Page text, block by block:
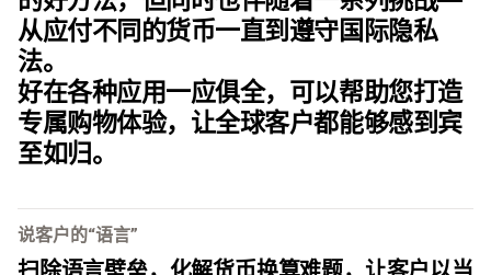
从应付不同的货币一直到遵守国际隐私
法。
好在各种应用一应俱全，可以帮助您打造
专属购物体验，让全球客户都能够感到宾
至如归。
说客户的“语言”